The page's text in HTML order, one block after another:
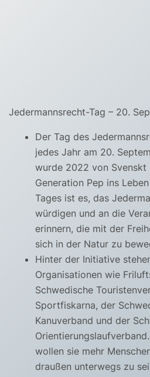
Jedermannsrecht-Tag – 20.
Der Tag des
jedes Jahr am 20.
wurde 2022 von Svenskt
Generation Pep ins
Tages ist es, das
würdigen und an die
erinnern, die mit der
sich in der Natur zu
Hinter der Initiative
Organisationen wie
Schwedische
Sportfiskarna, der
Kanuverband und der
wollen sie mehr
draußen unterwegs zu